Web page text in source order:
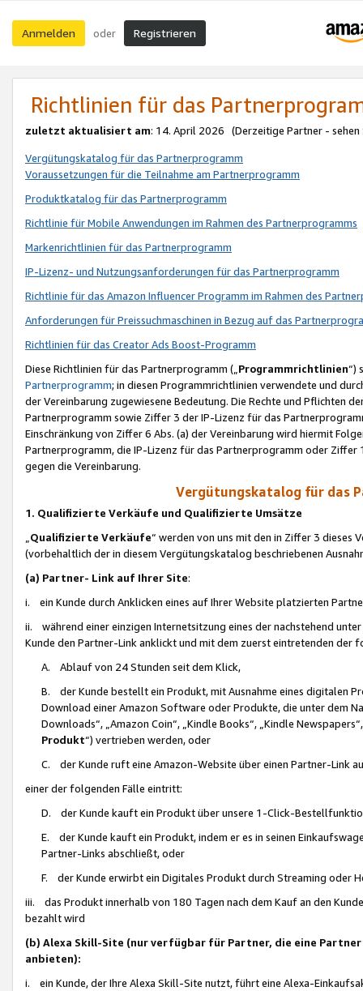
Anmelden oder Registrieren
Richtlinien für das
zuletzt aktualisiert am: 14. April 2026 (Derzeitige Partner - sehen
Vergütungskatalog für das Partnerprogramm
Voraussetzungen für die Teilnahme am Partnerprogramm
Produktkatalog für das Partnerprogramm
Richtlinie für Mobile Anwendungen im Rahmen des Partnerprogramms
Markenrichtlinien für das Partnerprogramm
IP-Lizenz- und Nutzungsanforderungen für das Partnerprogramm
Richtlinie für das Amazon Influencer Programm im Rahmen des
Anforderungen für Preissuchmaschinen in Bezug auf das
Richtlinien für das Creator Ads Boost-Programm
Diese Richtlinien für das Partnerprogramm („Programmrichtlinien“)
Partnerprogramm; in diesen Programmrichtlinien verwendete und
der Vereinbarung zugewiesene Bedeutung. Die Rechte und Pflichten
Partnerprogramm sowie Ziffer 3 der IP-Lizenz für das
Einschränkung von Ziffer 6 Abs. (a) der Vereinbarung wird hiermit
Partnerprogramm, die IP-Lizenz für das Partnerprogramm oder
gegen die Vereinbarung.
Vergütungskatalog für das
1. Qualifizierte Verkäufe und Qualifizierte Umsätze
Qualifizierte Verkäufe“ werden von uns mit den in Ziffer 3
(vorbehaltlich der in diesem Vergütungskatalog beschriebenen
(a) Partner- Link auf Ihrer Site:
i. ein Kunde durch Anklicken eines auf Ihrer Website platzierten
ii. während einer einzigen Internetsitzung eines der nachstehend
Kunde den Partner-Link anklickt und mit dem zuerst eintretenden der
A. Ablauf von 24 Stunden seit dem Klick,
B. der Kunde bestellt ein Produkt, mit Ausnahme eines digitalen
Download einer Amazon Software oder Produkte, die unter dem
Downloads“, „Amazon Coin“, „Kindle Books“, „Kindle
Produkt“) vertrieben werden, oder
C. der Kunde ruft eine Amazon-Website über einen Partner-Link
einer der folgenden Fälle eintritt:
D. der Kunde kauft ein Produkt über unsere 1-Click-
E. der Kunde kauft ein Produkt, indem er es in seinen
Partner-Links abschließt, oder
F. der Kunde erwirbt ein Digitales Produkt durch Streaming oder
iii. das Produkt innerhalb von 180 Tagen nach dem Kauf an den
bezahlt wird
(b) Alexa Skill-Site (nur verfügbar für Partner, die eine
anbieten):
i. ein Kunde, der Ihre Alexa Skill-Site nutzt, führt eine Alexa-